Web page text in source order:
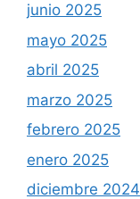
junio 2025
mayo 2025
abril 2025
marzo 2025
febrero 2025
enero 2025
diciembre 2024